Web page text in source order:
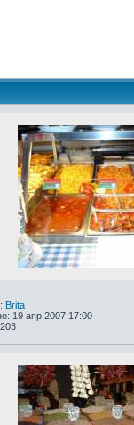
Brita
19 апр 2007 17:00